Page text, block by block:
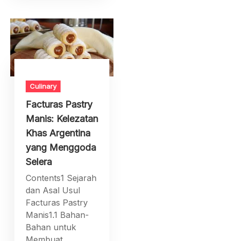
Culinary
Facturas Pastry
Manis: Kelezatan
Khas Argentina
yang Menggoda
Selera
Contents1 Sejarah
dan Asal Usul
Facturas Pastry
Manis1.1 Bahan-
Bahan untuk